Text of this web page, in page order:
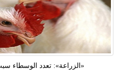
«الزراعة»: تعدد الوسطاء